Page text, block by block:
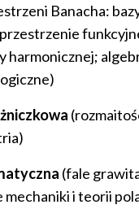
Banacha:
harmonicznej;
(fale
i teorii